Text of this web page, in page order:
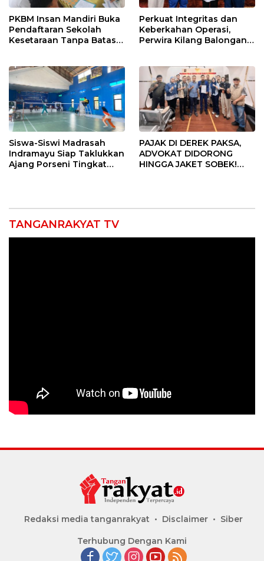
PKBM Insan Mandiri Buka
Pendaftaran Sekolah
Kesetaraan Tanpa Batas
Perkuat Integritas dan
Keberkahan Operasi,
Perwira Kilang Balongan
Siswa-Siswi Madrasah
Indramayu Siap Taklukkan
Ajang Porseni Tingkat
PAJAK DI DEREK PAKSA,
ADVOKAT DIDORONG
HINGGA JAKET SOBEK!
TANGANRAKYAT TV
Redaksi media tanganrakyat Disclaimer Siber
Terhubung Dengan Kami